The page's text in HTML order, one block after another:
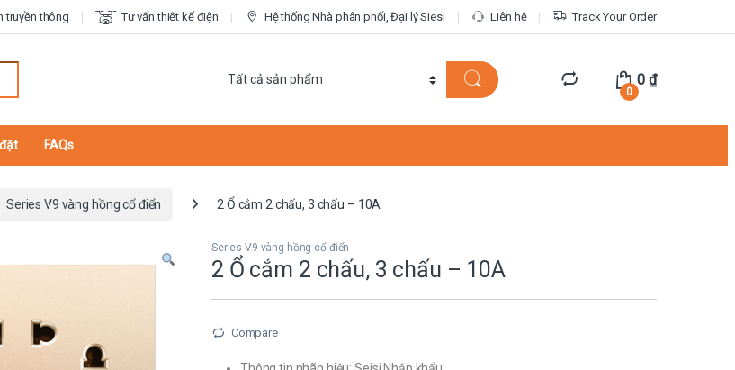
truyền thông Tư vấn thiết kế điện Hệ thống Nhà phân phối, Đại lý Siesi Liên hệ Track Your Order
0
0₫
FAQs
Series V9 vàng hồng cổ điển 2 Ổ cắm 2 chấu, 3 chấu – 10A
Series V9 vàng hồng cổ điển
2 Ổ cắm 2 chấu, 3 chấu – 10A
Compare